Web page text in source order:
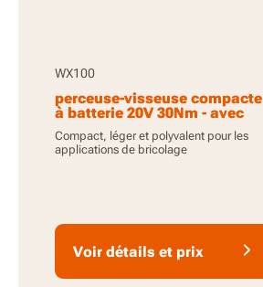
WX100
perceuse-visseuse compacte
à batterie 20V 30Nm - avec
batterie et chargeur
Compact, léger et polyvalent pour les
applications de bricolage
Voir détails et prix